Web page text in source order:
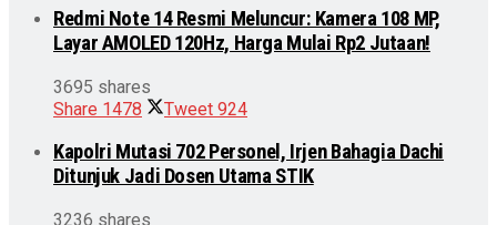
Redmi Note 14 Resmi Meluncur: Kamera 108 MP,
Layar AMOLED 120Hz, Harga Mulai Rp2 Jutaan!
3695 shares
Share 1478 Tweet 924
Kapolri Mutasi 702 Personel, Irjen Bahagia Dachi
Ditunjuk Jadi Dosen Utama STIK
3236 shares